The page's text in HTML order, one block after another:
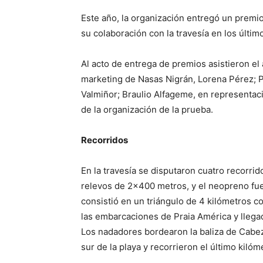
Este año, la organización entregó un
su colaboración con la travesía en los
Al acto de entrega de premios asistieron
marketing de Nasas Nigrán, Lorena
Valmiñor; Braulio Alfageme, en
de la organización de la prueba.
Recorridos
En la travesía se disputaron cuatro
relevos de 2×400 metros, y el neopreno
consistió en un triángulo de 4 kilómetros
las embarcaciones de Praia América y
Los nadadores bordearon la baliza de
sur de la playa y recorrieron el último